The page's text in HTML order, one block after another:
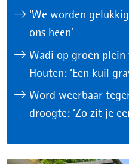
‘We worden
ons heen’
Wadi op groen plein
Houten: ‘Een kuil
Word weerbaar
droogte: ‘Zo zit je